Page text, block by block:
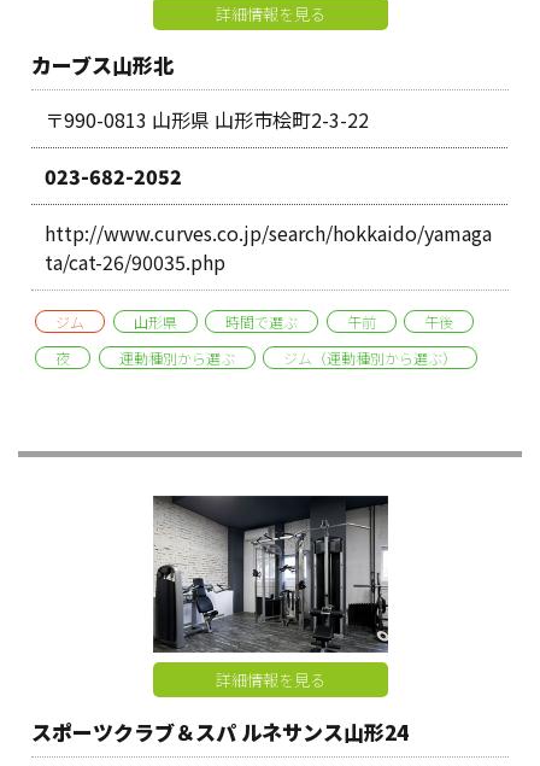
詳細情報を見る
カーブス山形北
〒990-0813 山形県 山形市桧町2-3-22
023-682-2052
http://www.curves.co.jp/search/hokkaido/yamaga
ta/cat-26/90035.php
ジム 山形県 時間で選ぶ 午前
午後
夜
運動種別から選ぶ ジム（運動種別から選ぶ）
詳細情報を見る
スポーツクラブ＆スパ ルネサンス山形24